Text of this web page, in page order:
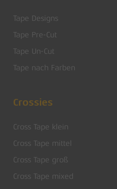
Tape Designs
Tape Pre-Cut
Tape Un-Cut
Tape nach Farben
Crossies
Cross Tape klein
Cross Tape mittel
Cross Tape groß
Cross Tape mixed